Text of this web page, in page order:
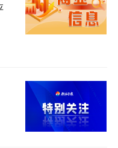
记者看到一排排
头啄食，或悠然